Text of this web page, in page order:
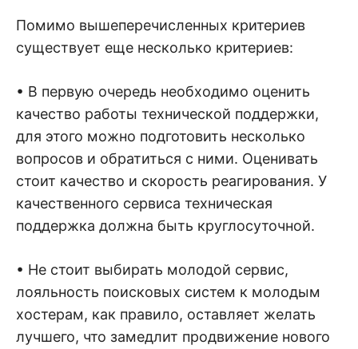
Помимо вышеперечисленных критериев
существует еще несколько критериев:
• В первую очередь необходимо оценить
качество работы технической поддержки,
для этого можно подготовить несколько
вопросов и обратиться с ними. Оценивать
стоит качество и скорость реагирования. У
качественного сервиса техническая
поддержка должна быть круглосуточной.
• Не стоит выбирать молодой сервис,
лояльность поисковых систем к молодым
хостерам, как правило, оставляет желать
лучшего, что замедлит продвижение нового